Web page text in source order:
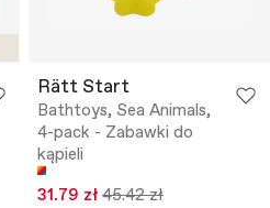
Rätt Start
Bathtoys, Sea Animals,
4-pack - Zabawki do
kąpieli
31.79 zł 45.42 zł